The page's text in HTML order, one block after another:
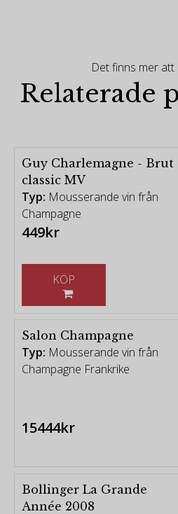
Det finns mer att
Relaterade
Guy Charlemagne - Brut
classic MV
Typ: Mousserande vin från
Champagne
449kr
Salon Champagne
Typ: Mousserande vin från
Champagne Frankrike
15444kr
Bollinger La Grande
Année 2008